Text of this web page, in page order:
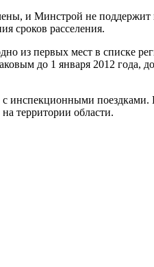
и Минстрой не
сроков расселения.
из первых мест в списке
до 1 января 2012 года,
инспекционными поездками.
территории области.